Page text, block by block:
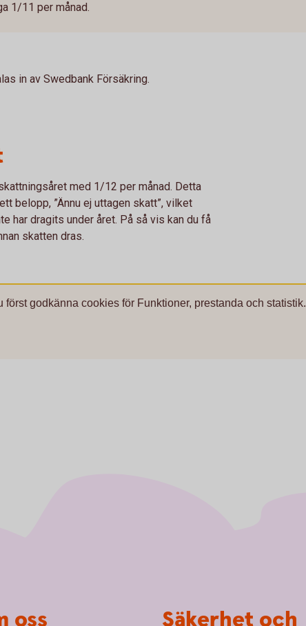
1/11 per månad.
in av Swedbank Försäkring.
med 1/12 per månad. Detta
belopp, ”Ännu ej uttagen skatt”, vilket
har dragits under året. På så vis kan du få
skatten dras.
först godkänna cookies för Funktioner, prestanda och statistik.
oss Säkerhet och